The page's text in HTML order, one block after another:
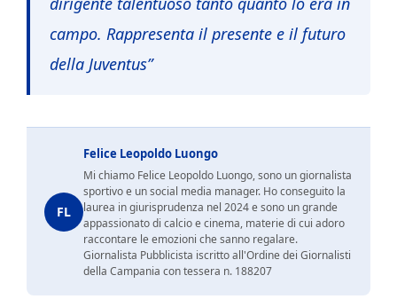
campo. Rappresenta il presente e il futuro
della Juventus”
FL
Felice Leopoldo Luongo
Mi chiamo Felice Leopoldo Luongo, sono un giornalista
sportivo e un social media manager. Ho conseguito la
laurea in giurisprudenza nel 2024 e sono un grande
appassionato di calcio e cinema, materie di cui adoro
raccontare le emozioni che sanno regalare.
Giornalista Pubblicista iscritto all'Ordine dei Giornalisti
della Campania con tessera n. 188207